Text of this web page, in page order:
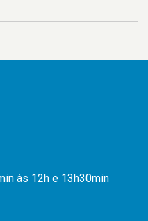
às 12h e 13h30min